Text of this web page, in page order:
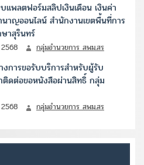
แพลตฟอร์มสลิปเงินเดือน เงินค่า
นาญออนไลน์ สำนักงานเขตพื้นที่การ
าสุรินทร์
กลุ่มอำนวยการ สพม.สร
การขอรับบริการสำหรับผู้รับ
ติดต่อขอหนังสือผ่านสิทธิ์ กลุ่ม
กลุ่มอำนวยการ สพม.สร